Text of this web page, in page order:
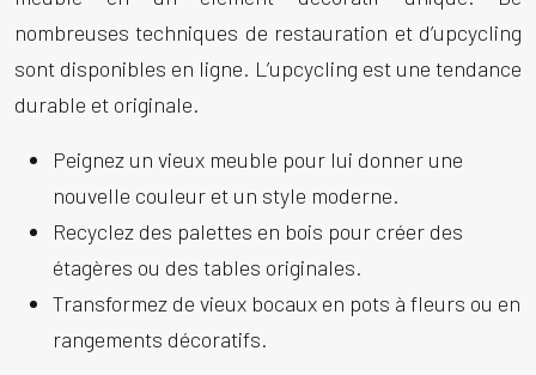
nombreuses techniques de restauration et d’upcycling
sont disponibles en ligne. L’upcycling est une tendance
durable et originale.
Peignez un vieux meuble pour lui donner une
nouvelle couleur et un style moderne.
Recyclez des palettes en bois pour créer des
étagères ou des tables originales.
Transformez de vieux bocaux en pots à fleurs ou en
rangements décoratifs.